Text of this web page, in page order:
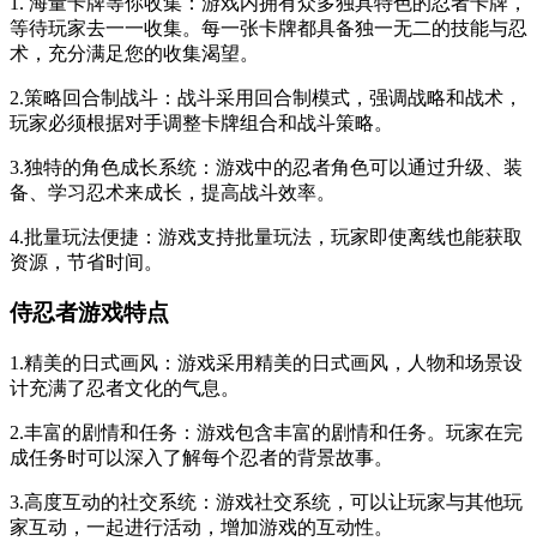
等待玩家去一一收集。每一张卡牌都具备独一无二的技能与忍
术，充分满足您的收集渴望。
2.策略回合制战斗：战斗采用回合制模式，强调战略和战术，
玩家必须根据对手调整卡牌组合和战斗策略。
3.独特的角色成长系统：游戏中的忍者角色可以通过升级、装
备、学习忍术来成长，提高战斗效率。
4.批量玩法便捷：游戏支持批量玩法，玩家即使离线也能获取
资源，节省时间。
侍忍者游戏特点
1.精美的日式画风：游戏采用精美的日式画风，人物和场景设
计充满了忍者文化的气息。
2.丰富的剧情和任务：游戏包含丰富的剧情和任务。玩家在完
成任务时可以深入了解每个忍者的背景故事。
3.高度互动的社交系统：游戏社交系统，可以让玩家与其他玩
家互动，一起进行活动，增加游戏的互动性。